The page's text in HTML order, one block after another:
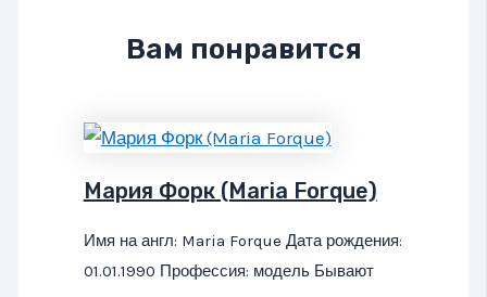
Вам понравится
Мария Форк (Maria Forque)
Имя на англ: Maria Forque Дата рождения:
01.01.1990 Профессия: модель Бывают